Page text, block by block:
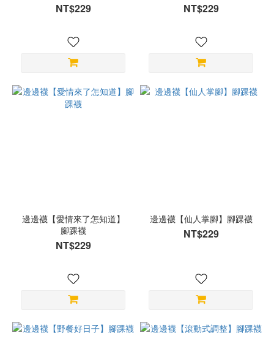
NT$229 NT$229
邊邊襪【愛情來了怎知道】
腳踝襪
NT$229
邊邊襪【仙人掌腳】腳踝襪
NT$229